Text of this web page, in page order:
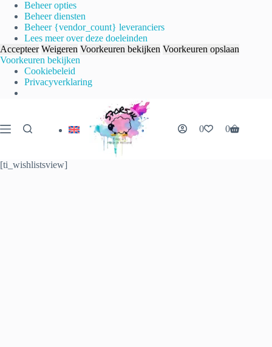
Beheer opties
Beheer diensten
Beheer {vendor_count} leveranciers
Lees meer over deze doeleinden
Accepteer Weigeren Voorkeuren bekijken Voorkeuren opslaan
Voorkeuren bekijken
Cookiebeleid
Privacyverklaring
de
inhoud
0 0
[ti_wishlistsview]